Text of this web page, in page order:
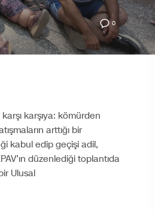
0
karşıya: kömürden
arttığı bir
kabul edip geçişi adil,
düzenlediği toplantıda
Ulusal